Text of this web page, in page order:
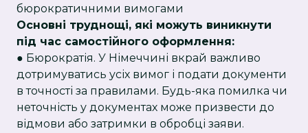
бюрократичними вимогами
Основні труднощі, які можуть виникнути
під час самостійного оформлення:
● Бюрократія. У Німеччині вкрай важливо
дотримуватись усіх вимог і подати документи
в точності за правилами. Будь-яка помилка чи
неточність у документах може призвести до
відмови або затримки в обробці заяви.